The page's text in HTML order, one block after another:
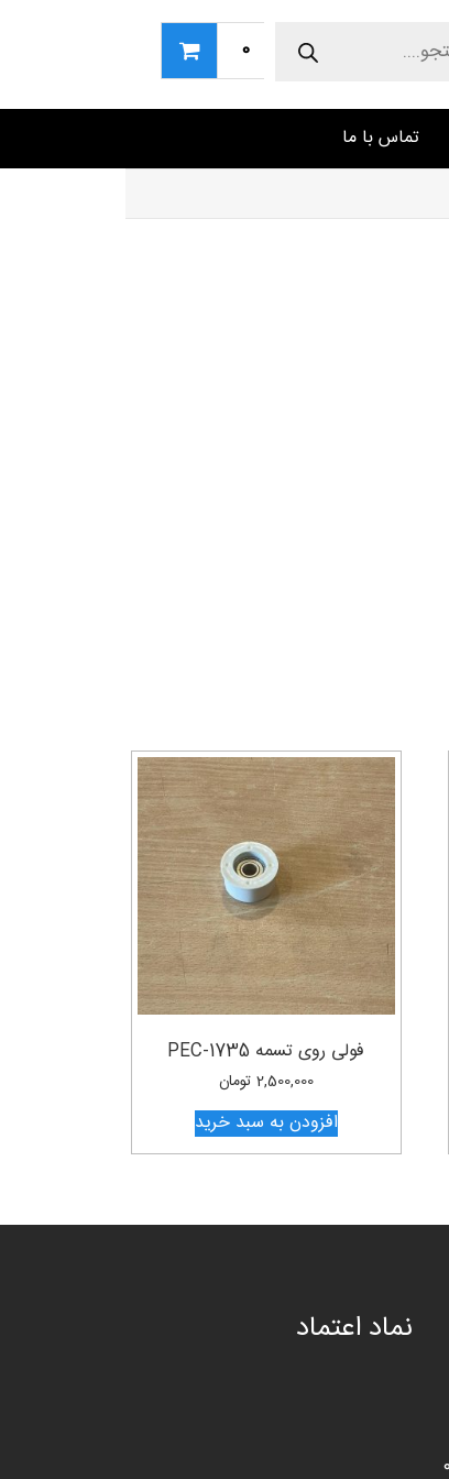
0
تماس با ما
فولی روی تسمه PEC-1735
2,500,000 تومان
افزودن به سبد خرید
نماد اعتماد